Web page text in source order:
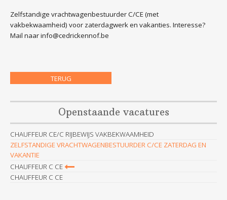
Zelfstandige vrachtwagenbestuurder C/CE (met
vakbekwaamheid) voor zaterdagwerk en vakanties. Interesse?
Mail naarinfo@cedrickennof.be
TERUG
Openstaande vacatures
CHAUFFEUR CE/C RIJBEWIJS VAKBEKWAAMHEID
ZELFSTANDIGE VRACHTWAGENBESTUURDER C/CE ZATERDAG EN
VAKANTIE
CHAUFFEUR C CE
CHAUFFEUR C CE